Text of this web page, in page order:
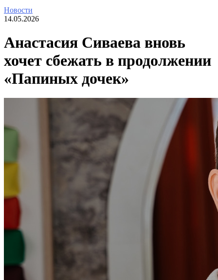
Новости
14.05.2026
Анастасия Сиваева вновь
хочет сбежать в продолжении
«Папиных дочек»